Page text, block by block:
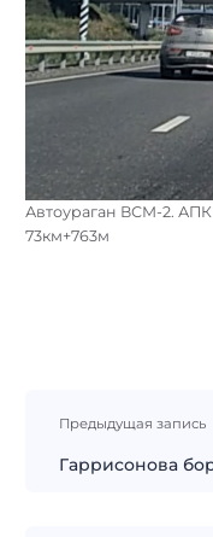
Автоураган ВСМ-2. АПК
73км+763м
записям
Предыдущая запись
Гаррисонова